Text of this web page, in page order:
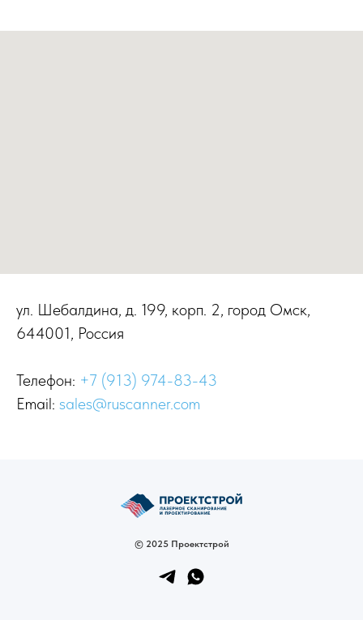
ул. Шебалдина, д. 199, корп. 2, город Омск,
644001, Россия
Телефон: +7 (913) 974-83-43
Email: sales@ruscanner.com
© 2025 Проектстрой